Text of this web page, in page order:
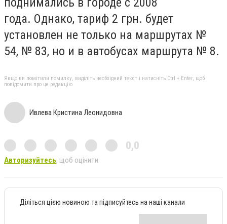
года. Однако, тариф 2 грн. будет
установлен не только на маршрутах №
54, № 83, но и в автобусах маршрута № 8.
Якщо ви помітили помилку, виділіть необхідний текст і натисніть Ctrl + Enter, щоб
повідомити про це редакцію
Ивлева Кристина Леонидовна
0,0
Авторизуйтесь, щоб оцінити
Діліться цією новиною та підписуйтесь на наші канали